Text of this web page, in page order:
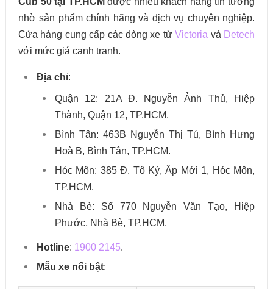
nhờ sản phẩm chính hãng và dịch vụ chuyên nghiệp.
Cửa hàng cung cấp các dòng xe từVictoria và Detech
với mức giá cạnh tranh.
Địa chỉ:
Quận 12: 21A Đ. Nguyễn Ảnh Thủ, Hiệp
Thành, Quận 12, TP.HCM.
Bình Tân: 463B Nguyễn Thị Tú, Bình Hưng
Hoà B, Bình Tân, TP.HCM.
Hóc Môn: 385 Đ. Tô Ký, Ấp Mới 1, Hóc Môn,
TP.HCM.
Nhà Bè: Số 770 Nguyễn Văn Tạo, Hiệp
Phước, Nhà Bè, TP.HCM.
Hotline: 1900 2145.
Mẫu xe nổi bật: